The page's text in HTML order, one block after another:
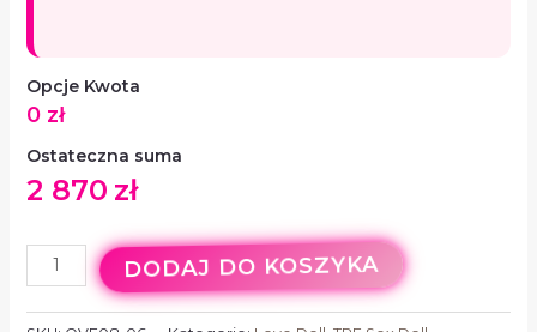
Opcje Kwota
0 zł
Ostateczna suma
2 870 zł
DODAJ DO KOSZYKA